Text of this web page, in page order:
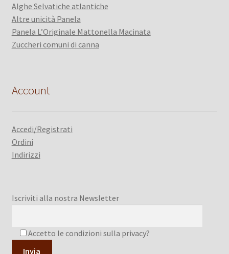
Alghe Selvatiche atlantiche
Altre unicità Panela
Panela L’Originale Mattonella Macinata
Zuccheri comuni di canna
Account
Accedi/Registrati
Ordini
Indirizzi
Iscriviti alla nostra Newsletter
Accetto le condizioni sulla privacy?